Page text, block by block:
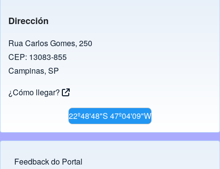
Dirección
Rua Carlos Gomes, 250
CEP: 13083-855
Campinas, SP
¿Cómo llegar?
22º48'48"S 47º04'09"W
Footer menu
Feedback do Portal